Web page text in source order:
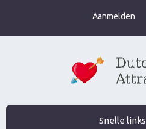
Aanmelden
Snelle links